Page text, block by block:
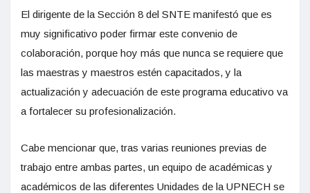
El dirigente de la Sección 8 del SNTE manifestó que es
muy significativo poder firmar este convenio de
colaboración, porque hoy más que nunca se requiere que
las maestras y maestros estén capacitados, y la
actualización y adecuación de este programa educativo va
a fortalecer su profesionalización.
Cabe mencionar que, tras varias reuniones previas de
trabajo entre ambas partes, un equipo de académicas y
académicos de las diferentes Unidades de la UPNECH se